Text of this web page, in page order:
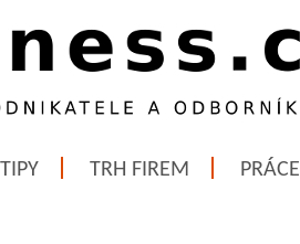
TRH FIREM PRÁCE